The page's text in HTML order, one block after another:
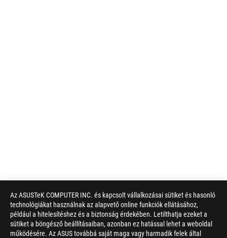
Az ASUSTeK COMPUTER INC. és kapcsolt vállalkozásai sütiket és hasonló
technológiákat használnak az alapvető online funkciók ellátásához,
például a hitelesítéshez és a biztonság érdekében. Letilthatja ezeket a
sütiket a böngésző beállításaiban, azonban ez hatással lehet a weboldal
működésére. Az ASUS továbbá saját maga vagy harmadik felek által